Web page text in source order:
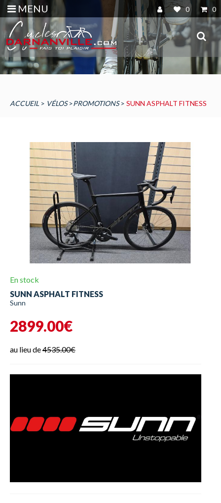
MENU 0 0
ACCUEIL > VÉLOS>PROMOTIONS> SUNN ASPHALT FITNESS
En stock
SUNN ASPHALT FITNESS
Sunn
2899.00€
au lieu de4535.00€